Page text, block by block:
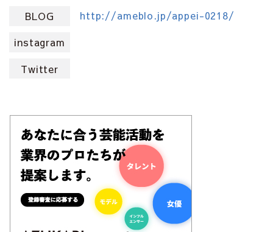
BLOG http://ameblo.jp/appei-0218/
instagram
Twitter